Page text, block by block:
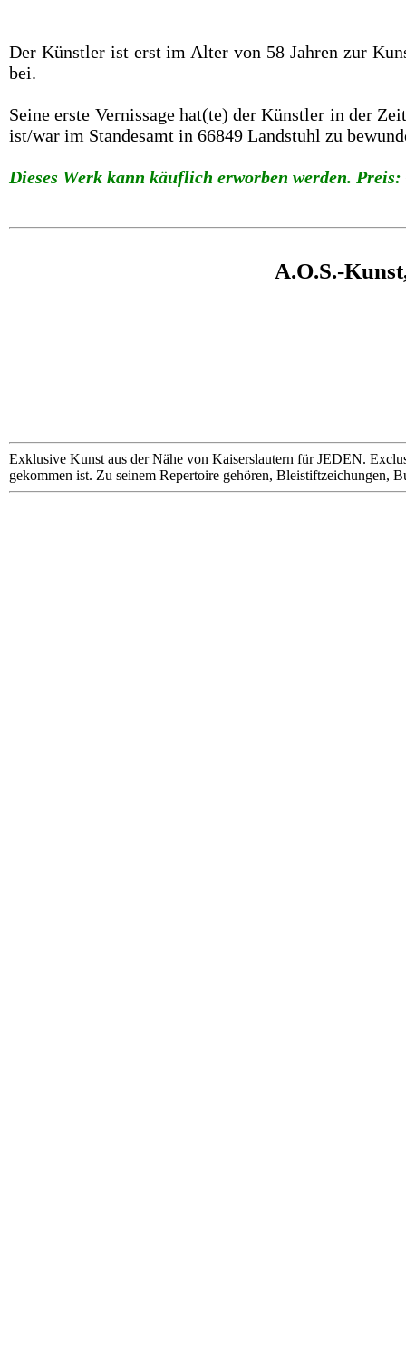
Der Künstler ist erst im Alter von 58 Jahren zur
bei.
Seine erste Vernissage hat(te) der Künstler in der
ist/war im Standesamt in 66849 Landstuhl zu
Dieses Werk kann käuflich erworben werden. Preis:
A.O.S.-
Exklusive Kunst aus der Nähe von Kaiserslautern für JEDEN.
gekommen ist. Zu seinem Repertoire gehören, Bleistiftzeichungen,